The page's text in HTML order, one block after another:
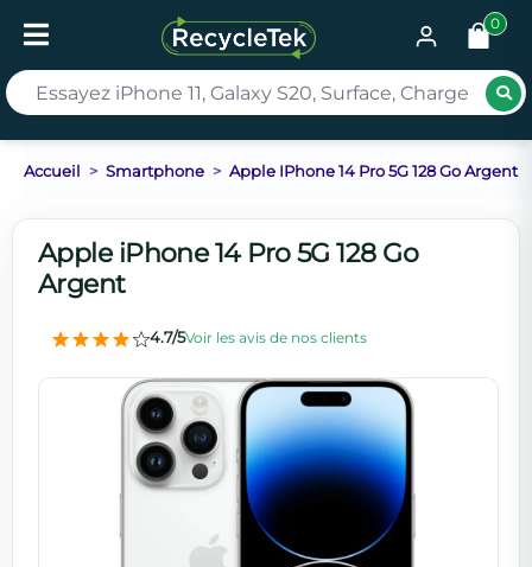
0
Accueil Smartphone Apple IPhone 14 Pro 5G 128 Go Argent
Apple iPhone 14 Pro 5G 128 Go
Argent
4.7/5Voir les avis de nos clients